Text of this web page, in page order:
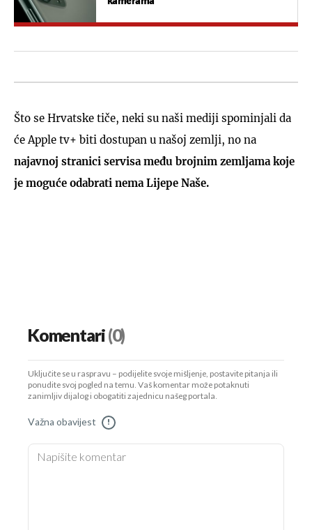
Što se Hrvatske tiče, neki su naši mediji spominjali da
će Apple tv+ biti dostupan u našoj zemlji, no na
najavnoj stranici servisa među brojnim zemljama koje
je moguće odabrati nema Lijepe Naše.
Komentari(0)
Uključite se u raspravu – podijelite svoje mišljenje, postavite pitanja ili
ponudite svoj pogled na temu. Vaš komentar može potaknuti
zanimljiv dijalog i obogatiti zajednicu našeg portala.
Važna obavijest !